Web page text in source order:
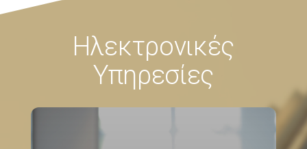
Ηλεκτρονικές
Υπηρεσίες